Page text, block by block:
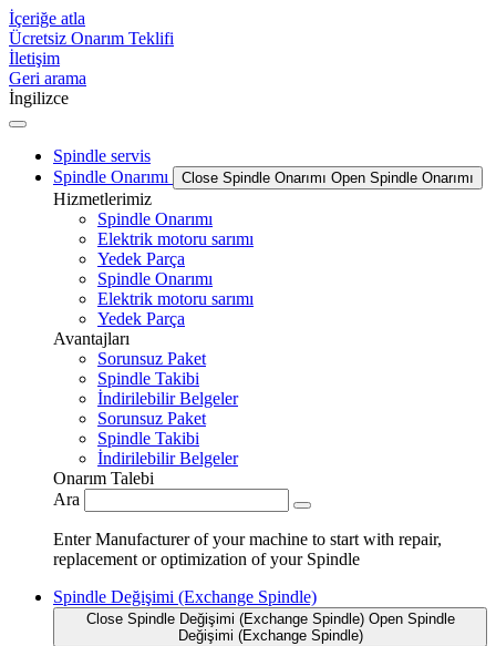
İçeriğe atla
Ücretsiz Onarım Teklifi
İletişim
Geri arama
İngilizce
Spindle servis
Spindle Onarımı
Close Spindle Onarımı Open Spindle Onarımı
Hizmetlerimiz
Spindle Onarımı
Elektrik motoru sarımı
Yedek Parça
Spindle Onarımı
Elektrik motoru sarımı
Yedek Parça
Avantajları
Sorunsuz Paket
Spindle Takibi
İndirilebilir Belgeler
Sorunsuz Paket
Spindle Takibi
İndirilebilir Belgeler
Onarım Talebi
Ara
Enter Manufacturer of your machine to start with repair,
replacement or optimization of your Spindle
Spindle Değişimi (Exchange Spindle)
Close Spindle Değişimi (Exchange Spindle) Open Spindle
Değişimi (Exchange Spindle)